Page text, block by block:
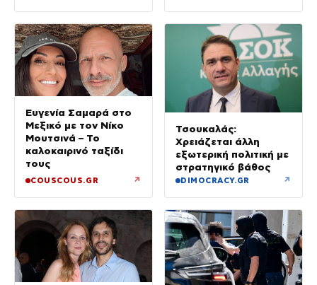
Ευγενία Σαμαρά στο
Μεξικό με τον Νίκο
Μουτσινά – Το
καλοκαιρινό ταξίδι
τους
COUSCOUS.GR ↗
Τσουκαλάς:
Χρειάζεται άλλη
εξωτερική πολιτική με
στρατηγικό βάθος
DIMOCRACY.GR ↗